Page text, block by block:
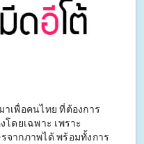
เพื่อคนไทย ที่ต้องการ
ดยเฉพาะ เพราะ
ากภาพได้ พร้อมทั้งการ